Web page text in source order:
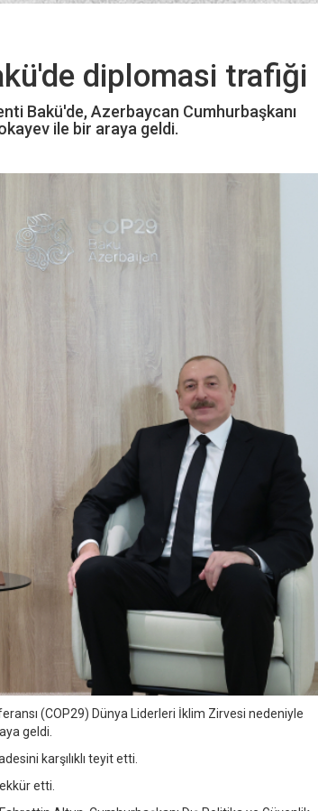
diplomasi trafiği
Bakü'de, Azerbaycan Cumhurbaşkanı
ile bir araya geldi.
(COP29) Dünya Liderleri İklim Zirvesi nedeniyle
geldi.
karşılıklı teyit etti.
etti.